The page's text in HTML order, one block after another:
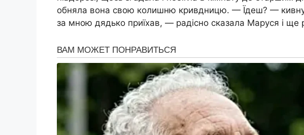
обняла вона свою колишню кривдницю. — Їдеш? —
за мною дядько приїхав, — радісно сказала Маруся і ще